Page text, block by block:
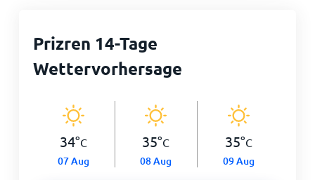
Prizren 14-Tage
Wettervorhersage
34°C
07 Aug
35°C
08 Aug
35°C
09 Aug